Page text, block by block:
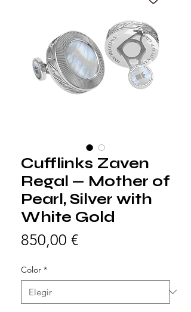
Cufflinks Zaven
Regal — Mother of
Pearl, Silver with
White Gold
850,00 €Precio
Color *